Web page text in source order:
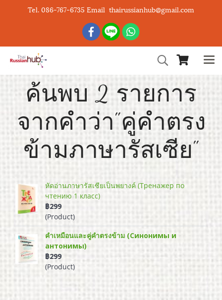
Tel. 086-767-6735 Email thairussianhub@gmail.com
ค้นพบ 2 รายการ
จากคำว่า"คู่คำตรง
ข้ามภาษารัสเซีย"
หัดอ่านภาษารัสเซียเป็นพยางค์ (Тренажер по
чтению 1 класс)
฿299
(Product)
คำเหมือนและคู่คำตรงข้าม (Синонимы и
антонимы)
฿299
(Product)